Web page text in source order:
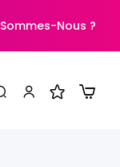
Nous ?